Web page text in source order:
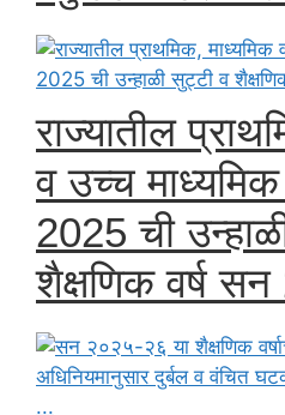
राज्यातील
व उच्च
2025 ची
शैक्षणिक वर्ष